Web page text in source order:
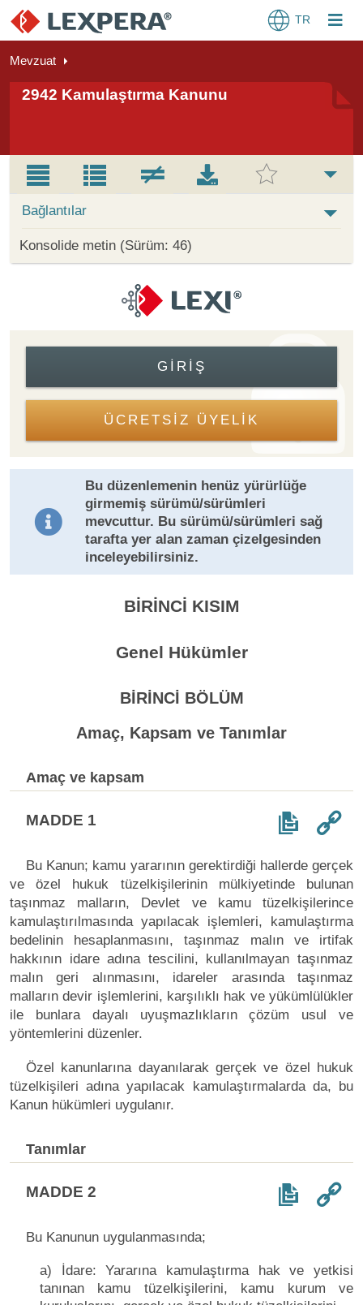
TR
Mevzuat
2942 Kamulaştırma Kanunu
Bağlantılar
Konsolide metin (Sürüm: 46)
GIRIŞ
ÜCRETSİZ ÜYELİK
Bu düzenlemenin henüz yürürlüğe
girmemiş sürümü/sürümleri
mevcuttur. Bu sürümü/sürümleri sağ
tarafta yer alan zaman çizelgesinden
inceleyebilirsiniz.
BİRİNCİ KISIM
Genel Hükümler
BİRİNCİ BÖLÜM
Amaç, Kapsam ve Tanımlar
Amaç ve kapsam
MADDE 1
Bu Kanun; kamu yararının gerektirdiği hallerde gerçek
ve özel hukuk tüzelkişilerinin mülkiyetinde bulunan
taşınmaz malların, Devlet ve kamu tüzelkişilerince
kamulaştırılmasında yapılacak işlemleri, kamulaştırma
bedelinin hesaplanmasını, taşınmaz malın ve irtifak
hakkının idare adına tescilini, kullanılmayan taşınmaz
malın geri alınmasını, idareler arasında taşınmaz
malların devir işlemlerini, karşılıklı hak ve yükümlülükler
ile bunlara dayalı uyuşmazlıkların çözüm usul ve
yöntemlerini düzenler.
Özel kanunlarına dayanılarak gerçek ve özel hukuk
tüzelkişileri adına yapılacak kamulaştırmalarda da, bu
Kanun hükümleri uygulanır.
Tanımlar
MADDE 2
Bu Kanunun uygulanmasında;
a) İdare: Yararına kamulaştırma hak ve yetkisi
tanınan kamu tüzelkişilerini, kamu kurum ve